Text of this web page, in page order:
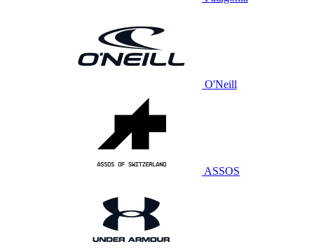
O'Neill
ASSOS